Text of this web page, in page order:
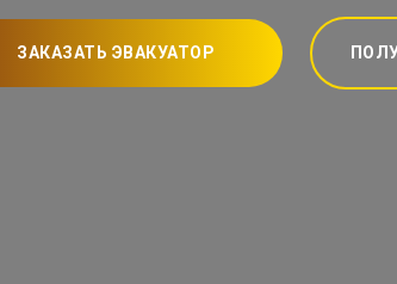
ЗАКАЗАТЬ ЭВАКУАТОР